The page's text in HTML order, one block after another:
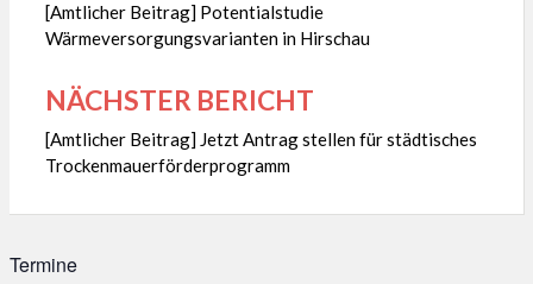
[Amtlicher Beitrag] Potentialstudie
Wärmeversorgungsvarianten in Hirschau
NÄCHSTER BERICHT
[Amtlicher Beitrag] Jetzt Antrag stellen für städtisches
Trockenmauerförderprogramm
Termine